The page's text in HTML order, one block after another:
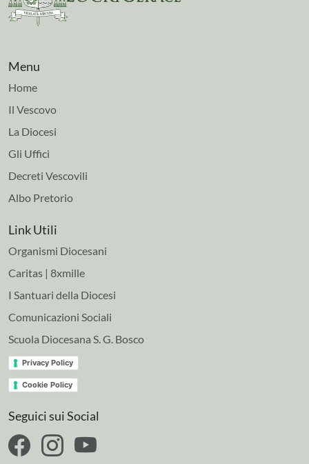
Menu
Home
Il Vescovo
La Diocesi
Gli Uffici
Decreti Vescovili
Albo Pretorio
Link Utili
Organismi Diocesani
Caritas | 8xmille
I Santuari della Diocesi
Comunicazioni Sociali
Scuola Diocesana S. G. Bosco
Privacy Policy
Cookie Policy
Seguici sui Social